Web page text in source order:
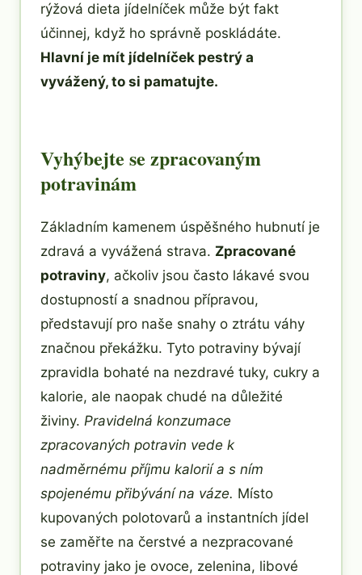
rýžová dieta jídelníček může být fakt
účinnej, když ho správně poskládáte.
Hlavní je mít jídelníček pestrý a
vyvážený, to si pamatujte.
Vyhýbejte se zpracovaným
potravinám
Základním kamenem úspěšného hubnutí je
zdravá a vyvážená strava. Zpracované
potraviny, ačkoliv jsou často lákavé svou
dostupností a snadnou přípravou,
představují pro naše snahy o ztrátu váhy
značnou překážku. Tyto potraviny bývají
zpravidla bohaté na nezdravé tuky, cukry a
kalorie, ale naopak chudé na důležité
živiny. Pravidelná konzumace
zpracovaných potravin vede k
nadměrnému příjmu kalorií a s ním
spojenému přibývání na váze. Místo
kupovaných polotovarů a instantních jídel
se zaměřte na čerstvé a nezpracované
potraviny jako je ovoce, zelenina, libové